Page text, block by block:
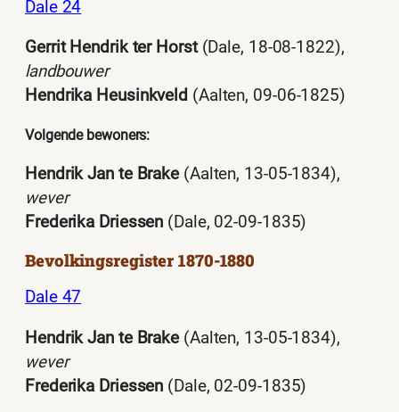
Dale 24
Gerrit Hendrik ter Horst(Dale, 18-08-1822),
landbouwer
Hendrika Heusinkveld (Aalten, 09-06-1825)
Volgende bewoners:
Hendrik Jan te Brake(Aalten, 13-05-1834),
wever
Frederika Driessen (Dale, 02-09-1835)
Bevolkingsregister 1870-1880
Dale 47
Hendrik Jan te Brake(Aalten, 13-05-1834),
wever
Frederika Driessen (Dale, 02-09-1835)